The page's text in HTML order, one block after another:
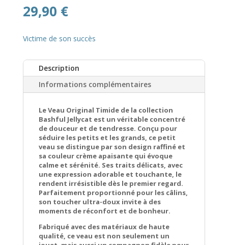
29,90 €
Victime de son succès
Description
Informations complémentaires
Le Veau Original Timide de la collection
Bashful Jellycat est un véritable concentré
de douceur et de tendresse. Conçu pour
séduire les petits et les grands, ce petit
veau se distingue par son design raffiné et
sa couleur crème apaisante qui évoque
calme et sérénité. Ses traits délicats, avec
une expression adorable et touchante, le
rendent irrésistible dès le premier regard.
Parfaitement proportionné pour les câlins,
son toucher ultra-doux invite à des
moments de réconfort et de bonheur.
Fabriqué avec des matériaux de haute
qualité, ce veau est non seulement un